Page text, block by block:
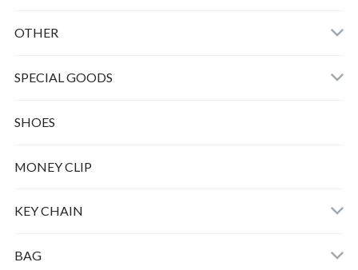
OTHER
SPECIAL GOODS
SHOES
MONEY CLIP
KEY CHAIN
BAG